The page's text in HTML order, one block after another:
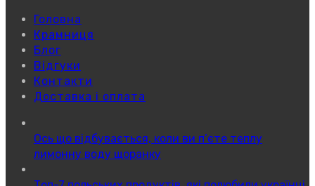
Головна
Крамниця
Блог
Відгуки
Контакти
Доставка і оплата
Ось що відбувається, коли ви п’єте теплу
лимонну воду щоранку